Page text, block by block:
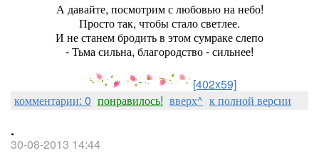
А давайте, посмотрим с любовью на небо!
Просто так, чтобы стало светлее.
И не станем бродить в этом сумраке слепо
- Тьма сильна, благородство - сильнее!
[402x59]
комментарии: 0 понравилось! вверх^ к полной версии
.
30-08-2013 14:44